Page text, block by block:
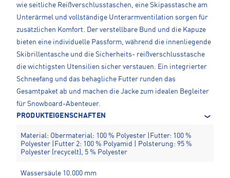
wie seitliche Reißverschlusstaschen, eine Skipasstasche am
Unterärmel und vollständige Unterarmventilation sorgen für
zusätzlichen Komfort. Der verstellbare Bund und die Kapuze
bieten eine individuelle Passform, während die innenliegende
Skibrillentasche und die Sicherheits- reißverschlusstasche
die wichtigsten Utensilien sicher verstauen. Ein integrierter
Schneefang und das behagliche Futter runden das
Gesamtpaket ab und machen die Jacke zum idealen Begleiter
für Snowboard-Abenteuer.
PRODUKTEIGENSCHAFTEN
Material: Obermaterial: 100 % Polyester |Futter: 100 %
Polyester |Futter 2: 100 % Polyamid | Polsterung: 95 %
Polyester (recycelt), 5 % Polyester
Wassersäule 10.000 mm